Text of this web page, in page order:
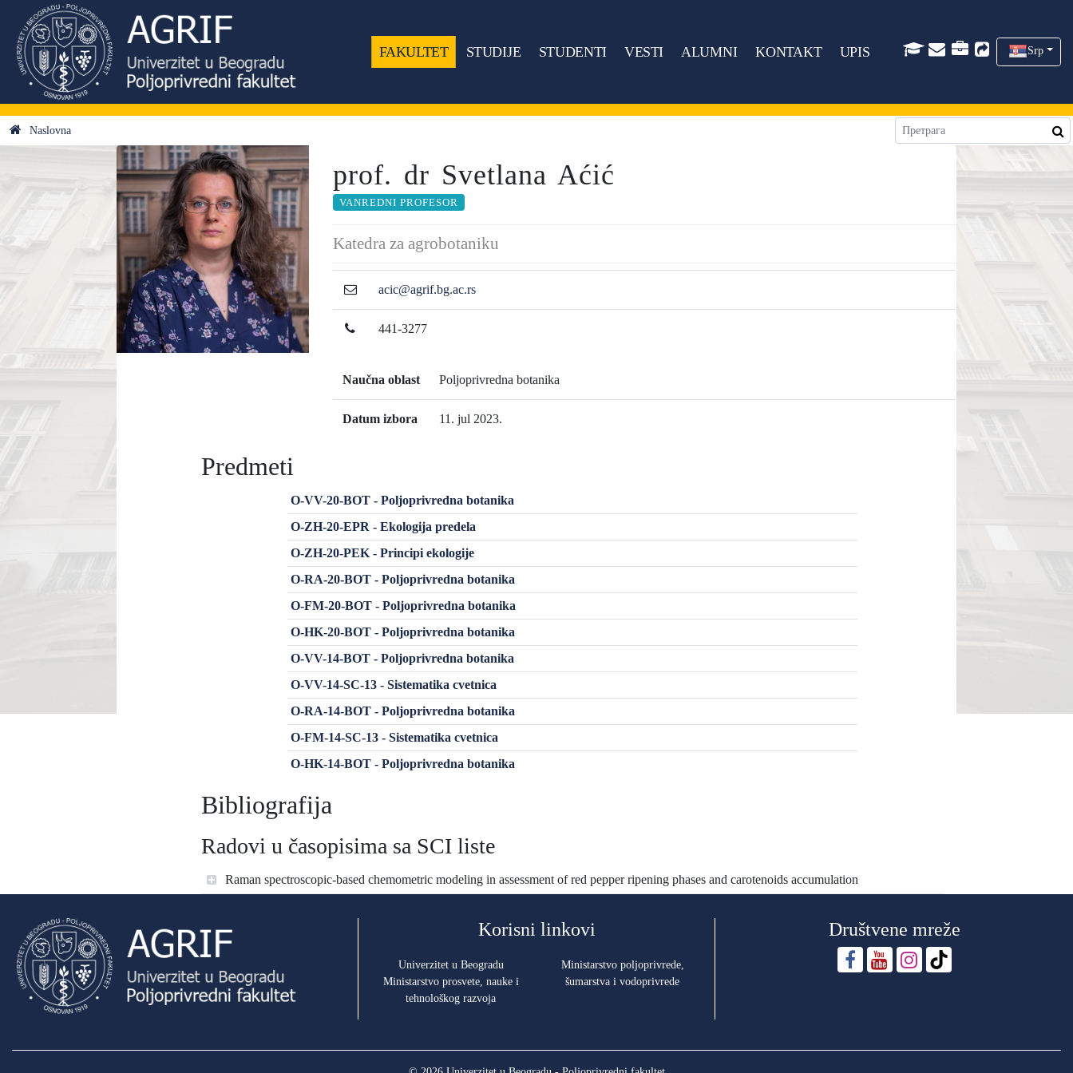
FAKULTET STUDIJE STUDENTI VESTI ALUMNI KONTAKT UPIS Srp
Naslovna
prof. dr Svetlana Aćić
VANREDNI PROFESOR
Katedra za agrobotaniku
acic@agrif.bg.ac.rs
441-3277
Naučna oblast Poljoprivredna botanika
Datum izbora 11. jul 2023.
Predmeti
O-VV-20-BOT - Poljoprivredna botanika
O-ZH-20-EPR - Ekologija predela
O-ZH-20-PEK - Principi ekologije
O-RA-20-BOT - Poljoprivredna botanika
O-FM-20-BOT - Poljoprivredna botanika
O-HK-20-BOT - Poljoprivredna botanika
O-VV-14-BOT - Poljoprivredna botanika
O-VV-14-SC-13 - Sistematika cvetnica
O-RA-14-BOT - Poljoprivredna botanika
O-FM-14-SC-13 - Sistematika cvetnica
O-HK-14-BOT - Poljoprivredna botanika
Bibliografija
Radovi u časopisima sa SCI liste
Raman spectroscopic‐based chemometric modeling in assessment of red pepper ripening phases and carotenoids accumulation
Korisni linkovi
Univerzitet u Beogradu
Ministarstvo prosvete, nauke i
tehnološkog razvoja
Ministarstvo poljoprivrede,
šumarstva i vodoprivrede
Društvene mreže